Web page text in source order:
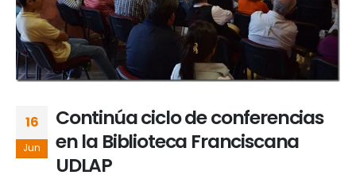
16
Jun
Continúa ciclo de conferencias
en la Biblioteca Franciscana
UDLAP